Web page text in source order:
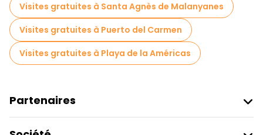
Visites gratuites à Santa Agnès de Malanyanes
Visites gratuites à Puerto del Carmen
Visites gratuites à Playa de la Américas
Partenaires